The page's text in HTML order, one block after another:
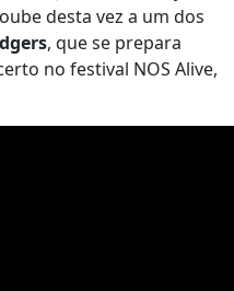
desta vez a um dos
, que se prepara
no festival NOS Alive,